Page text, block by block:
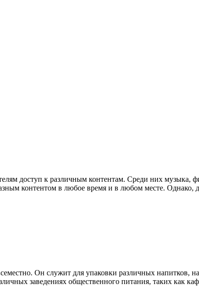
доступ к различным контентам. Среди них
контентом в любое время и в любом месте. Однако,
Он служит для упаковки различных напитков,
заведениях общественного питания, таких как